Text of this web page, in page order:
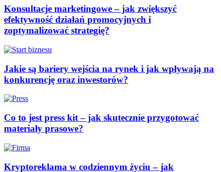
Konsultacje marketingowe – jak zwiększyć
efektywność działań promocyjnych i
zoptymalizować strategię?
Jakie są bariery wejścia na rynek i jak wpływają na
konkurencję oraz inwestorów?
Co to jest press kit – jak skutecznie przygotować
materiały prasowe?
Kryptoreklama w codziennym życiu – jak